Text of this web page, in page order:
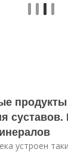
суставов.
устроен